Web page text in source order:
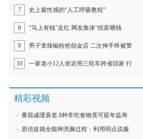
7 史上最性感的“人工呼吸教程”
8 “马上有钱”走红 网友集体“炫富晒钱
9 男子拿辣椒粉抢劫金店 二次伸手终被警
10 一家老小12人坐农用三轮车跨省回家 行
精彩视频
番茄减缓衰老 8种常吃食物竟可延年益寿
原信徒揭全能神洗脑过程：利用弱点说服